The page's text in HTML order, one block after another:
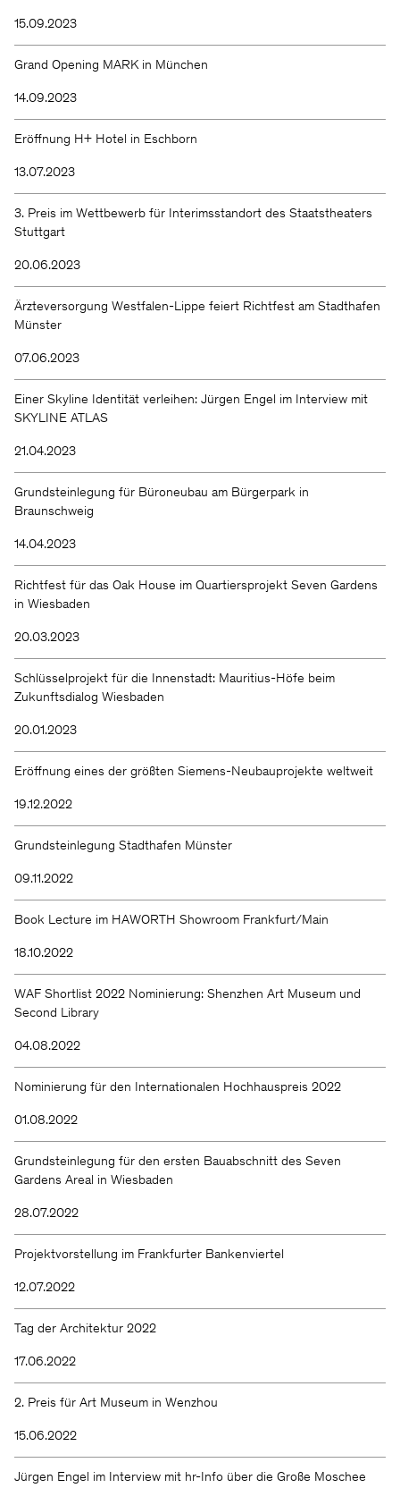
15.09.2023
Grand Opening MARK in München
14.09.2023
Eröffnung H+ Hotel in Eschborn
13.07.2023
3. Preis im Wettbewerb für Interimsstandort des Staatstheaters
Stuttgart
20.06.2023
Ärzteversorgung Westfalen-Lippe feiert Richtfest am Stadthafen
Münster
07.06.2023
Einer Skyline Identität verleihen: Jürgen Engel im Interview mit
SKYLINE ATLAS
21.04.2023
Grundsteinlegung für Büroneubau am Bürgerpark in
Braunschweig
14.04.2023
Richtfest für das Oak House im Quartiersprojekt Seven Gardens
in Wiesbaden
20.03.2023
Schlüsselprojekt für die Innenstadt: Mauritius-Höfe beim
Zukunftsdialog Wiesbaden
20.01.2023
Eröffnung eines der größten Siemens-Neubauprojekte weltweit
19.12.2022
Grundsteinlegung Stadthafen Münster
09.11.2022
Book Lecture im HAWORTH Showroom Frankfurt/Main
18.10.2022
WAF Shortlist 2022 Nominierung: Shenzhen Art Museum und
Second Library
04.08.2022
Nominierung für den Internationalen Hochhauspreis 2022
01.08.2022
Grundsteinlegung für den ersten Bauabschnitt des Seven
Gardens Areal in Wiesbaden
28.07.2022
Projektvorstellung im Frankfurter Bankenviertel
12.07.2022
Tag der Architektur 2022
17.06.2022
2. Preis für Art Museum in Wenzhou
15.06.2022
Jürgen Engel im Interview mit hr-Info über die Große Moschee